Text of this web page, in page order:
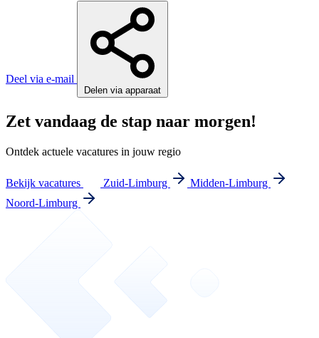
Deel via e-mail
Delen via apparaat
Zet vandaag de stap naar morgen!
Ontdek actuele vacatures in jouw regio
Bekijk vacatures Zuid-Limburg
Midden-Limburg
Noord-Limburg